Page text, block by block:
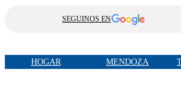
SEGUINOS EN
HOGAR MENDOZA